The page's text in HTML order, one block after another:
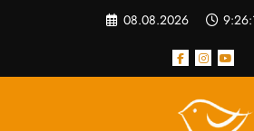
08.08.2026